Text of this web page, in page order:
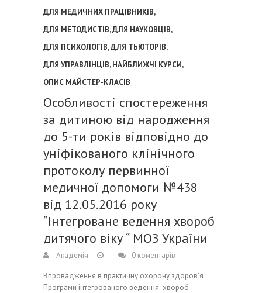
ДЛЯ МЕДИЧНИХ ПРАЦІВНИКІВ,
ДЛЯ МЕТОДИСТІВ,ДЛЯ НАУКОВЦІВ,
ДЛЯ ПСИХОЛОГІВ,ДЛЯ ТЬЮТОРІВ,
ДЛЯ УПРАВЛІНЦІВ,НАЙБЛИЖЧІ КУРСИ,
ОПИС МАЙСТЕР-КЛАСІВ
Особливості спостереження
за дитиною від народження
до 5-ти років відповідно до
уніфікованого клінічного
протоколу первинної
медичної допомоги №438
від 12.05.2016 року
“Інтегроване ведення хвороб
дитячого віку “ МОЗ України
Академія 0 коментарів
Впровадження в практичну охорону здоров’я
Програми інтегрованого ведення хвороб